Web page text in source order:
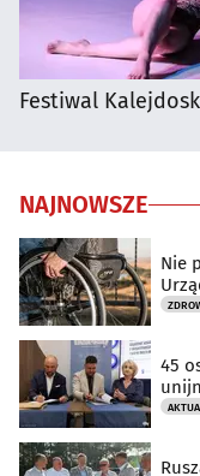
Festiwal
NAJNOWSZE
Nie
45